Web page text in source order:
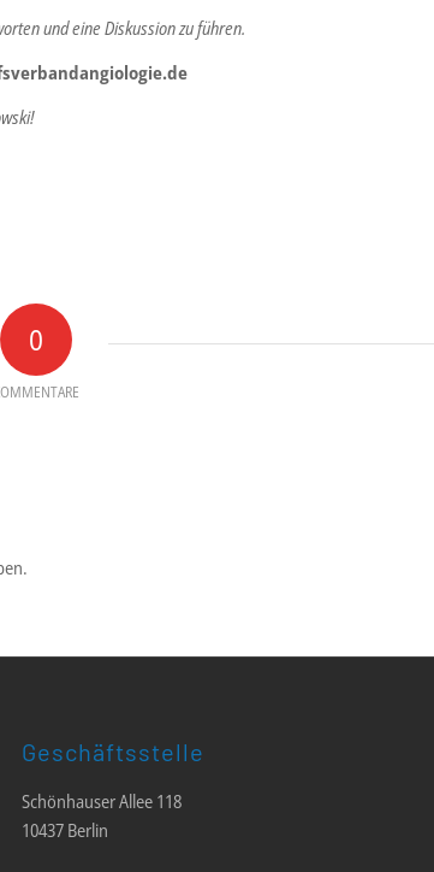
und eine Diskussion zu führen.
0
Geschäftsstelle
Schönhauser Allee 118
10437 Berlin